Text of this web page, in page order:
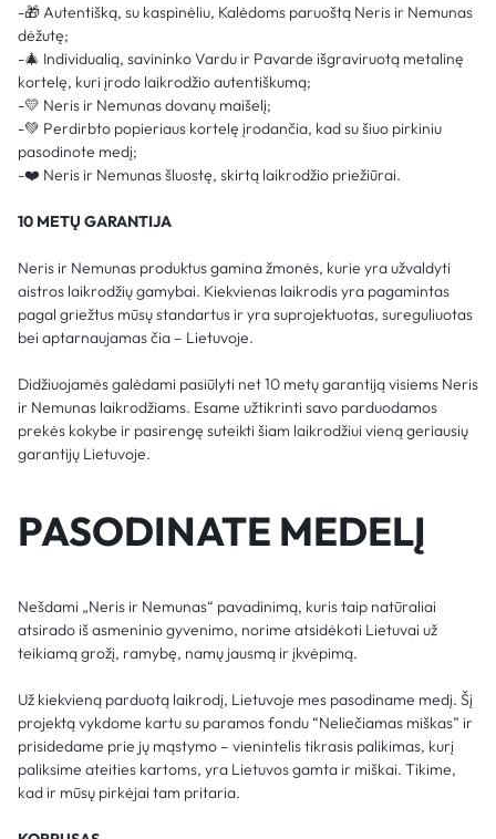
-🎁 Autentišką, su kaspinėliu, Kalėdoms paruoštą Neris ir Nemunas
dėžutę;
-🎄 Individualią, savininko Vardu ir Pavarde išgraviruotą metalinę
kortelę, kuri įrodo laikrodžio autentiškumą;
-💛 Neris ir Nemunas dovanų maišelį;
-💚 Perdirbto popieriaus kortelę įrodančia, kad su šiuo pirkiniu
pasodinote medį;
-❤️ Neris ir Nemunas šluostę, skirtą laikrodžio priežiūrai.
10 METŲ GARANTIJA
Neris ir Nemunas produktus gamina žmonės, kurie yra užvaldyti
aistros laikrodžių gamybai. Kiekvienas laikrodis yra pagamintas
pagal griežtus mūsų standartus ir yra suprojektuotas, sureguliuotas
bei aptarnaujamas čia – Lietuvoje.
Didžiuojamės galėdami pasiūlyti net 10 metų garantiją visiems Neris
ir Nemunas laikrodžiams. Esame užtikrinti savo parduodamos
prekės kokybe ir pasirengę suteikti šiam laikrodžiui vieną geriausių
garantijų Lietuvoje.
PASODINATE MEDELĮ
Nešdami „Neris ir Nemunas“ pavadinimą, kuris taip natūraliai
atsirado iš asmeninio gyvenimo, norime atsidėkoti Lietuvai už
teikiamą grožį, ramybę, namų jausmą ir įkvėpimą.
Už kiekvieną parduotą laikrodį, Lietuvoje mes pasodiname medį. Šį
projektą vykdome kartu su paramos fondu “Neliečiamas miškas” ir
prisidedame prie jų mąstymo – vienintelis tikrasis palikimas, kurį
paliksime ateities kartoms, yra Lietuvos gamta ir miškai. Tikime,
kad ir mūsų pirkėjai tam pritaria.